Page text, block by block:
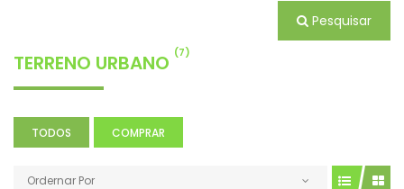
Pesquisar
TERRENO URBANO (7)
TODOS COMPRAR
Ordernar Por